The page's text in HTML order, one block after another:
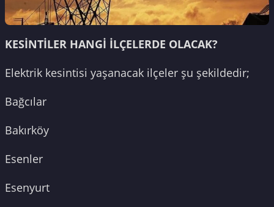
KESİNTİLER HANGİ İLÇELERDE OLACAK?
Elektrik kesintisi yaşanacak ilçeler şu şekildedir;
Bağcılar
Bakırköy
Esenler
Esenyurt